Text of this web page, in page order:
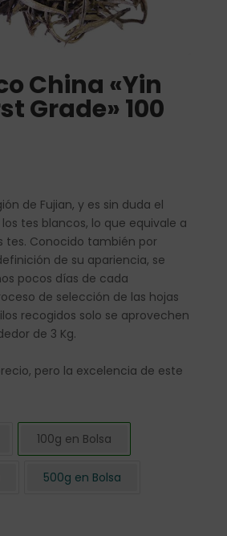
China «Yin
Grade» 100
de Fujian, y es sin duda el
tes blancos, lo que equivale a
tes. Conocido también por
de su apariencia, se
pocos días de cada
de selección de las hojas
recogidos solo se aprovechen
de 3 Kg.
pero la excelencia de este
100g en Bolsa
500g en Bolsa